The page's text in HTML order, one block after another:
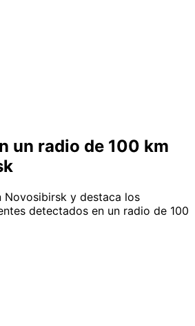
un radio de 100 km
Novosibirsk y destaca los
detectados en un radio de 100